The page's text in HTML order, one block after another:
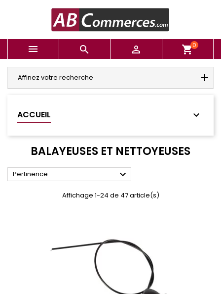
   shopping_cart0
Affinez votre recherche
ACCUEIL
BALAYEUSES ET NETTOYEUSES
Pertinence 
Affichage 1-24 de 47 article(s)